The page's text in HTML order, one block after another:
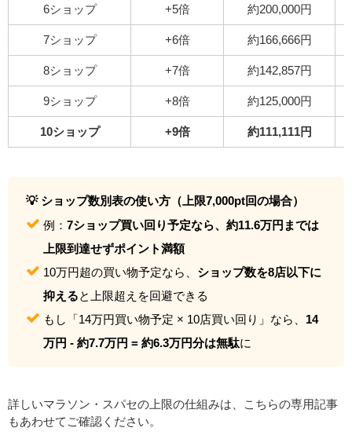
6ショップ +5倍 約200,000円
7ショップ +6倍 約166,666円
8ショップ +7倍 約142,857円
9ショップ +8倍 約125,000円
10ショップ +9倍 約111,111円
💡 ショップ数別表の使い方（上限7,000pt回の場合）
例： 7ショップ買い回り予定なら、約11.6万円までは
上限到達せずポイント満額
10万円超の買い物予定なら、 ショップ数を8店以下に
抑える と上限超えを回避できる
もし「14万円買い物予定 × 10店買い回り」なら、 14
万円 - 約7.7万円 = 約6.3万円分は無駄に
詳しいマラソン・スパセの上限の仕組みは、こちらの専用記事
もあわせてご確認ください。